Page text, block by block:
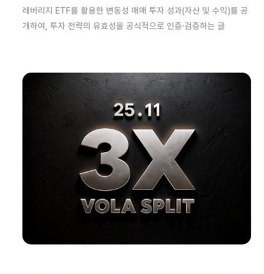
레버리지 ETF를 활용한 변동성 매매 투자 성과(자산 및 수익)를 공
개하여, 투자 전략의 유효성을 공식적으로 인증·검증하는 글